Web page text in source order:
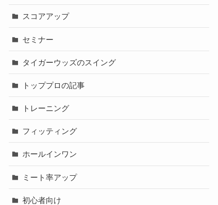
スコアアップ
セミナー
タイガーウッズのスイング
トッププロの記事
トレーニング
フィッティング
ホールインワン
ミート率アップ
初心者向け